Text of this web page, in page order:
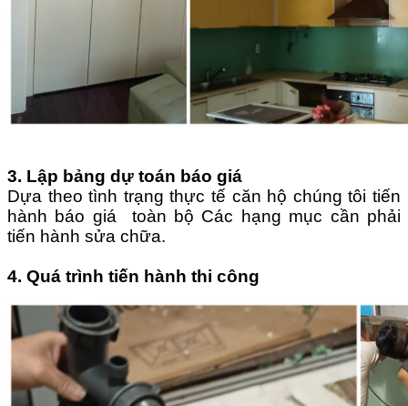
3. Lập bảng dự toán báo giá
Dựa theo tình trạng thực tế căn hộ chúng tôi tiến
hành báo giá toàn bộ Các hạng mục cần phải
tiến hành sửa chữa.
4. Quá trình tiến hành thi công